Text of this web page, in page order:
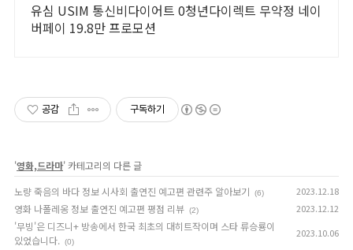
유심 USIM 통신비다이어트 0청년다이렉트 무약정 네이
버페이 19.8만 프로모션
공감 구독하기
'영화,드라마' 카테고리의 다른 글
노량 죽음의 바다 정보 시사회 출연진 예고편 관련주 알아보기
(6) 2023.12.18
영화 나폴레옹 정보 출연진 예고편 평점 리뷰 (2) 2023.12.12
'무빙'은 디즈니+ 방송에서 한국 최초의 대히트작이며 스타 류승룡이
있었습니다.
(0)
2023.10.06